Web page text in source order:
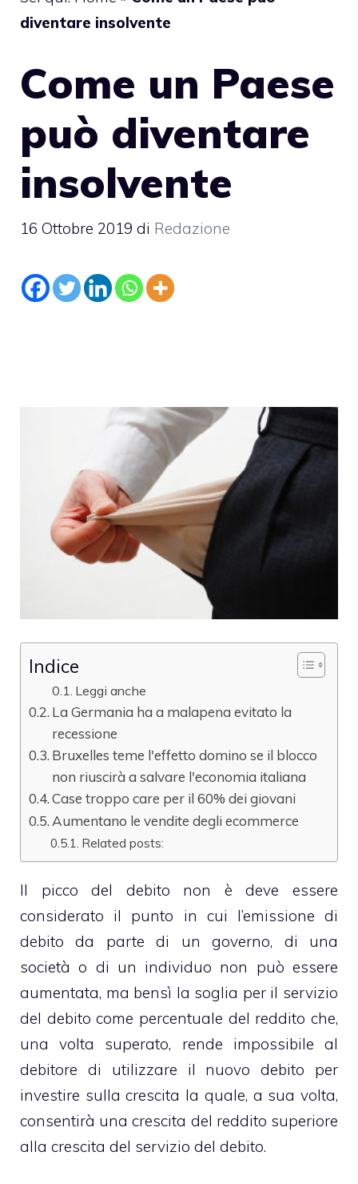
diventare insolvente
Come un Paese
può diventare
insolvente
16 Ottobre 2019 di Redazione
Indice
Leggi anche
La Germania ha a malapena evitato la
recessione
Bruxelles teme l'effetto domino se il blocco
non riuscirà a salvare l'economia italiana
Case troppo care per il 60% dei giovani
Aumentano le vendite degli ecommerce
Related posts:
Il picco del debito non è deve essere
considerato il punto in cui l’emissione di
debito da parte di un governo, di una
società o di un individuo non può essere
aumentata, ma bensì la soglia per il servizio
del debito come percentuale del reddito che,
una volta superato, rende impossibile al
debitore di utilizzare il nuovo debito per
investire sulla crescita la quale, a sua volta,
consentirà una crescita del reddito superiore
alla crescita del servizio del debito.